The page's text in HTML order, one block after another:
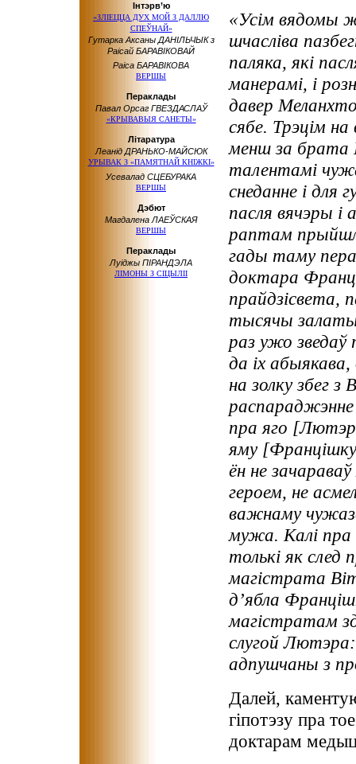
Інтэрв’ю
«ЗЛІЕЦЦА ДУХ МОЙ З ДАЛЛЮ
СПЕЎНАЙ»
Гутарка Аксаны ДАНІЛЬЧЫК з
Раісай БАРАВІКОВАЙ
Раіса БАРАВІКОВА
ВЕРШЫ
Пераклады
Павал Орсаг ГВЕЗДАСЛАЎ
«КРЫВАВЫЯ САНЕТЫ»
Літаратура
Леанід ДРАНЬКО-МАЙСЮК
УРЫВАК З «ПАМЯТНАЙ КНІЖКІ»
Усевалад СЦЕБУРАКА
ВЕРШЫ
Дэбют
Магдалена ЛАЕЎСКАЯ
ВЕРШЫ
Пераклады
Луіджы ПІРАНДЭЛА
ЛІМОНЫ З СІЦЫЛІІ
«Усім вядомы
шчасліва
паляка, які
манерамі, і
давер
сябе. Трэцім
менш за брата
талентамі
снеданне і для
паcля вячэры і
раптам
гады таму
доктара
прайдзісвета,
тысячы
раз ужо зведаў
да іх
на золку збег з
распараджэнне
пра яго
яму
ён не
героем, не
важнаму
мужа. Калі пра
толькі як след
магістрата
д’ябла
магістратам
слугой
адпушчаны з
Далей,
гіпотэзу пра
доктарам